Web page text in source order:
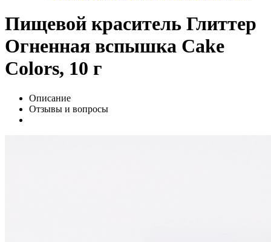
Пищевой краситель Глиттер
Огненная вспышка Cake
Colors, 10 г
Описание
Отзывы и вопросы